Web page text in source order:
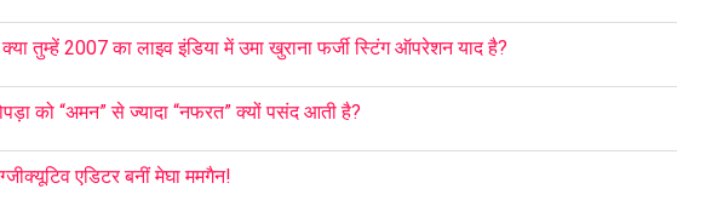
तुम्हें 2007 का लाइव इंडिया में उमा खुराना फर्जी स्टिंग ऑपरेशन याद है?
को “अमन” से ज्यादा “नफरत” क्यों पसंद आती है?
एडिटर बनीं मेघा ममगैन!